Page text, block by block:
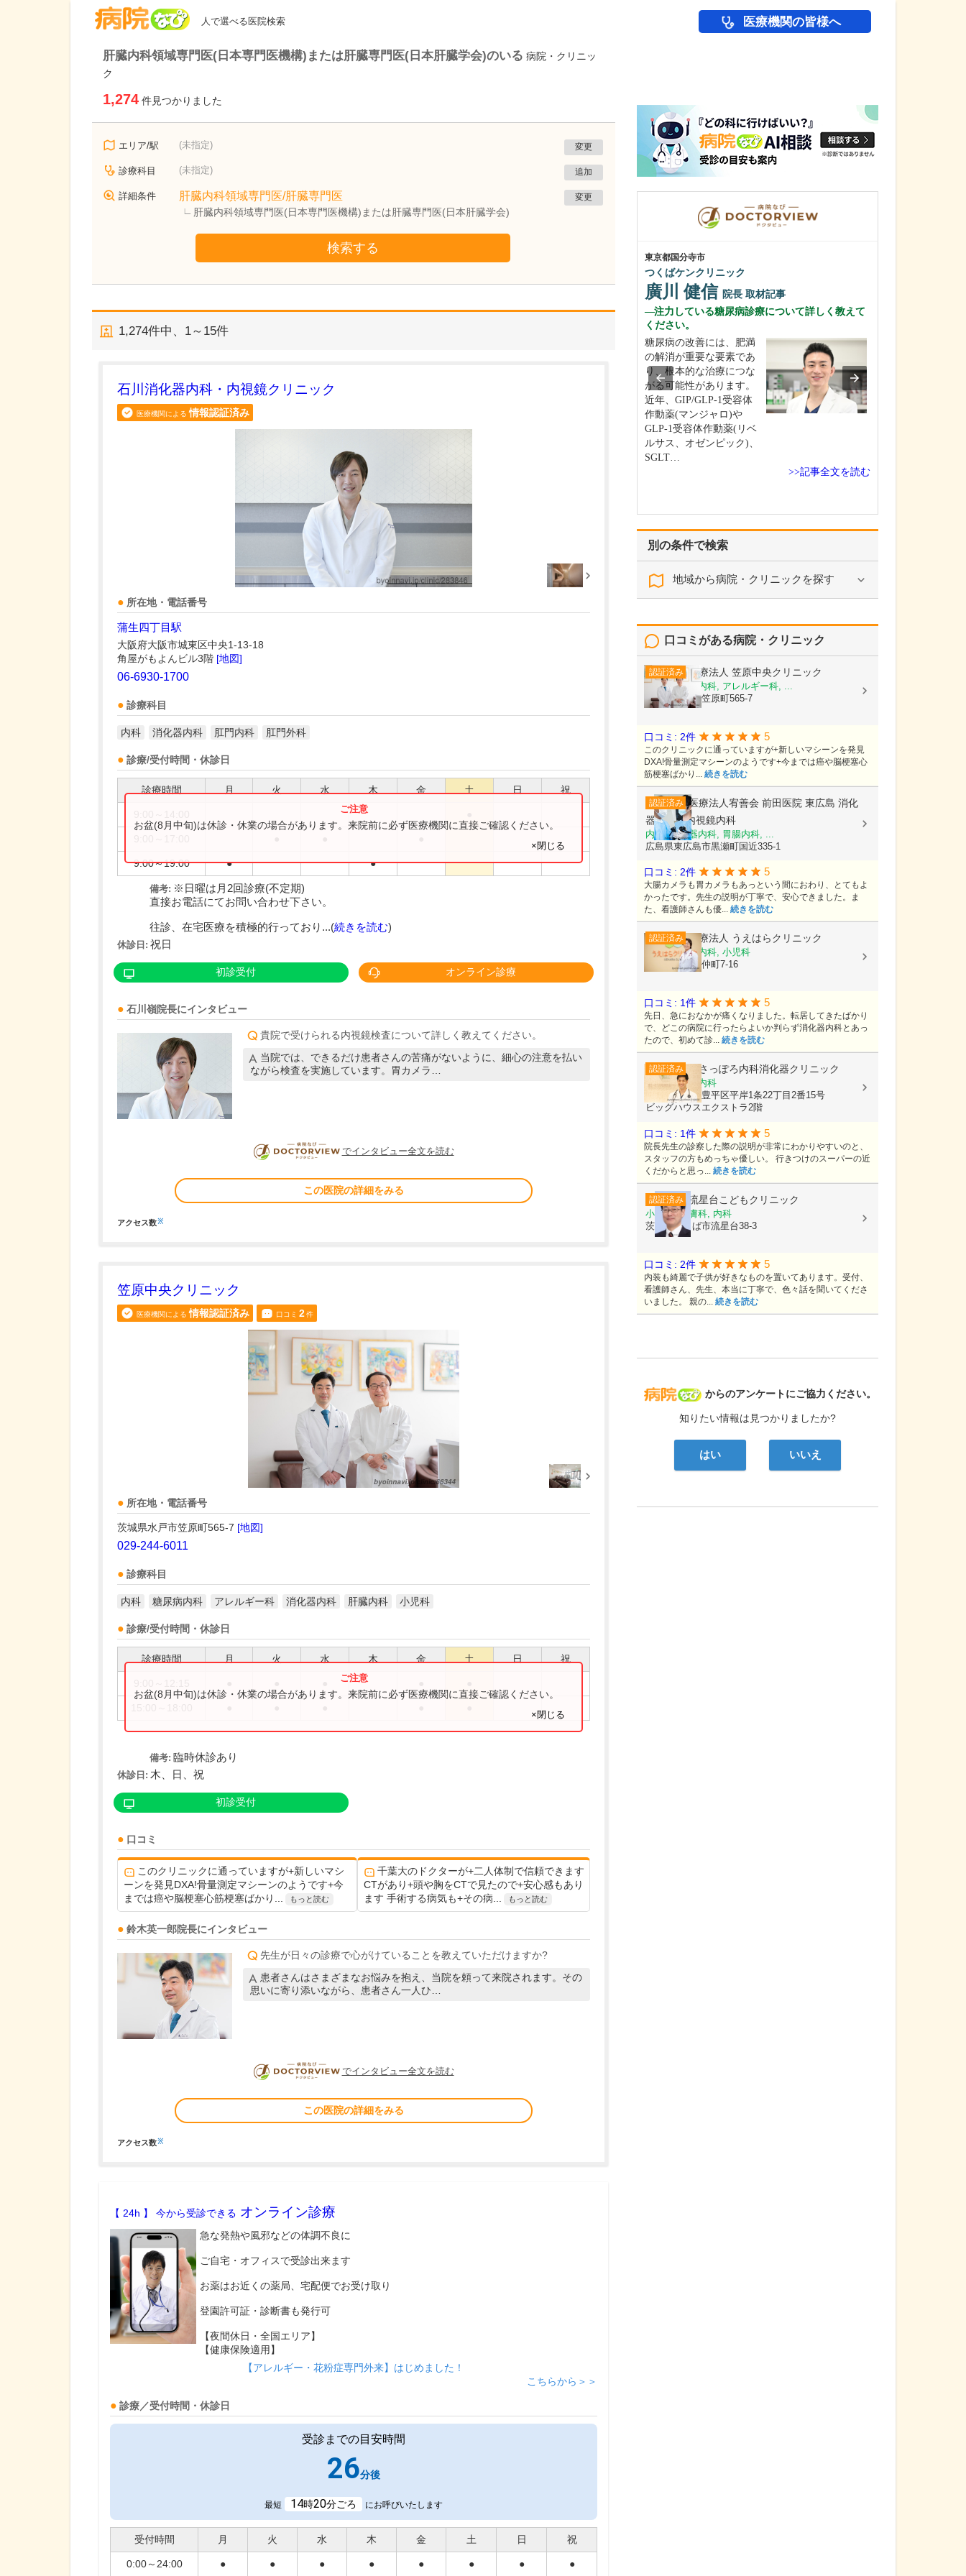
人で選べる医院検索 医療機関の皆様へ
肝臓内科領域専門医(日本専門医機構)または肝臓専門医(日本肝臓学会)のいる 病院・クリニッ
ク
1,274 件見つかりました
エリア/駅 (未指定) 変更
診療科目 (未指定) 追加
詳細条件 肝臓内科領域専門医/肝臓専門医
肝臓内科領域専門医(日本専門医機構)または肝臓専門医(日本肝臓学会)
変更
検索する
1,274件中、 1～15件
石川消化器内科・内視鏡クリニック
医療機関による 情報認証済み
所在地・電話番号
蒲生四丁目駅
大阪府大阪市城東区中央1-13-18
角屋がもよんビル3階 [地図]
06-6930-1700
診療科目
内科 消化器内科 肛門内科 肛門外科
診療/受付時間・休診日
診療時間 月 火 水 木 金 土 日 祝
9:00～19:00 ● ●
お盆(8月中旬)は休診・休業の場合があります。来院前に必ず医療機関に直接ご確認ください。
×閉じる
備考: ※日曜は月2回診療(不定期)
直接お電話にてお問い合わせ下さい。
往診、在宅医療を積極的行っており...(続きを読む)
休診日: 祝日
初診受付 オンライン診療
石川嶺院長にインタビュー
貴院で受けられる内視鏡検査について詳しく教えてください。
当院では、できるだけ患者さんの苦痛がないように、細心の注意を払い
ながら検査を実施しています。胃カメラ…
DOCTORVIEW
でインタビュー全文を読む
この医院の詳細をみる
アクセス数※
笠原中央クリニック
医療機関による 情報認証済み 口コミ 2件
所在地・電話番号
茨城県水戸市笠原町565-7 [地図]
029-244-6011
診療科目
内科 糖尿病内科 アレルギー科 消化器内科 肝臓内科 小児科
診療/受付時間・休診日
診療時間 月 火 水 木 金 土 日 祝
お盆(8月中旬)は休診・休業の場合があります。来院前に必ず医療機関に直接ご確認ください。
×閉じる
備考: 臨時休診あり
休診日: 木、日、祝
初診受付
口コミ
このクリニックに通っていますが+新しいマシ
ーンを発見DXA!骨量測定マシーンのようです+今
までは癌や脳梗塞心筋梗塞ばかり...
もっと読む
千葉大のドクターが+二人体制で信頼できます
CTがあり+頭や胸をCTで見たので+安心感もあり
ます 手術する病気も+その病...
もっと読む
鈴木英一郎院長にインタビュー
先生が日々の診療で心がけていることを教えていただけますか?
患者さんはさまざまなお悩みを抱え、当院を頼って来院されます。その
思いに寄り添いながら、患者さん一人ひ…
DOCTORVIEW
でインタビュー全文を読む
この医院の詳細をみる
アクセス数※
【 24h 】 今から受診できる オンライン診療
急な発熱や風邪などの体調不良に
ご自宅・オフィスで受診出来ます
お薬はお近くの薬局、宅配便でお受け取り
登園許可証・診断書も発行可
【夜間休日・全国エリア】
【健康保険適用】
【アレルギー・花粉症専門外来】はじめました！
こちらから＞＞
診療／受付時間・休診日
受診までの目安時間
26分後
最短 14時20分ごろ にお呼びいたします
受付時間 月 火 水 木 金 土 日 祝
0:00～24:00 ● ● ● ● ● ● ● ●
別の条件で検索
地域から病院・クリニックを探す
病院なび
からのアンケートにご協力ください。
知りたい情報は見つかりましたか?
はい いいえ
口コミがある病院・クリニック
認証済み 医療法人 笠原中央クリニック
内科, 糖尿病内科, アレルギー科, ...
茨城県水戸市笠原町565-7
口コミ: 2件 5
このクリニックに通っていますが+新しいマシーンを発見
DXA!骨量測定マシーンのようです+今までは癌や脳梗塞心
筋梗塞ばかり... 続きを読む
認証済み 医療法人宥善会 前田医院 東広島 消化
器内科・内視鏡内科
内科, 消化器内科, 胃腸内科, ...
広島県東広島市黒瀬町国近335-1
口コミ: 2件 5
大腸カメラも胃カメラもあっという間におわり、とてもよ
かったです。先生の説明が丁寧で、安心できました。ま
た、看護師さんも優... 続きを読む
認証済み 医療法人 うえはらクリニック
内科, 消化器内科, 小児科
長野県茅野市仲町7-16
口コミ: 1件 5
先日、急におなかが痛くなりました。転居してきたばかり
で、どこの病院に行ったらよいか判らず消化器内科とあっ
たので、初めて診... 続きを読む
認証済み 南さっぽろ内科消化器クリニック
内科, 消化器内科
北海道札幌市豊平区平岸1条22丁目2番15号
ビッグハウスエクストラ2階
口コミ: 1件 5
院長先生の診察した際の説明が非常にわかりやすいのと、
スタッフの方もめっちゃ優しい。 行きつけのスーパーの近
くだからと思っ... 続きを読む
認証済み 流星台こどもクリニック
小児科, 皮膚科, 内科
茨城県つくば市流星台38-3
口コミ: 2件 5
内装も綺麗で子供が好きなものを置いてあります。受付、
看護師さん、先生、本当に丁寧で、色々話を聞いてくださ
いました。 親の... 続きを読む
東京都国分寺市
つくばケンクリニック
廣川 健信 院長 取材記事
注力している糖尿病診療について詳しく教えて
ください。
糖尿病の改善には、肥満
の解消が重要な要素であ
り、根本的な治療につな
がる可能性があります。
近年、GIP/GLP-1受容体
作動薬(マンジャロ)や
GLP-1受容体作動薬(リベ
ルサス、オゼンピック)、
SGLT…
>>記事全文を読む
お忙しい日々だと思いますが、休日はどのよう
ーズ」という医師で結成